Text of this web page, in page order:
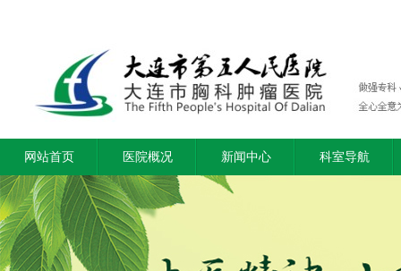
网站首页 医院概况 新闻中心 科室导航